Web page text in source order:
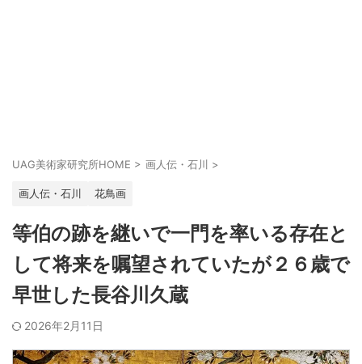
UAG美術家研究所HOME > 画人伝・石川 >
画人伝・石川 花鳥画
等伯の跡を継いで一門を率いる存在と
して将来を嘱望されていたが２６歳で
早世した長谷川久蔵
2026年2月11日